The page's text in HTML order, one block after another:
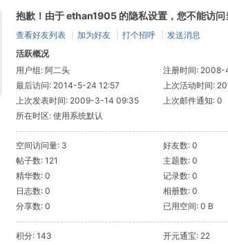
索
抱歉！由于 ethan1905 的隐私设置，您不能访问
查看好友列表 加为好友 打个招呼
发送消息
活跃概况
用户组: 阿二头
注册时间:
最后访问: 2014-5-24 12:57
上次活动时间:
上次发表时间: 2009-3-14 09:35
上次邮件通知: 0
所在时区: 使用系统默认
空间访问量: 3
好友数: 0
帖子数: 121
主题数: 0
精华数: 0
记录数: 0
日志数: 0
相册数: 0
分享数: 0
已用空间: 0 B
积分: 143
开元通宝: 22